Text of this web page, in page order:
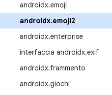
androidx.emoji
androidx.emoji2
androidx.enterprise
interfaccia androidx.exif
androidx.frammento
androidx.giochi